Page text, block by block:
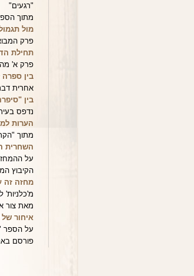
"רגעים"
מתוך
מול
פרק
תחילת
פרק א'
בין ספרה
אחרית
בין
נדפס
הערות
מתוך
השחרית
על
הקיבוץ
מחזה זה
מ'כלניות'
מאת צור
איחור
על הספר
פורסם